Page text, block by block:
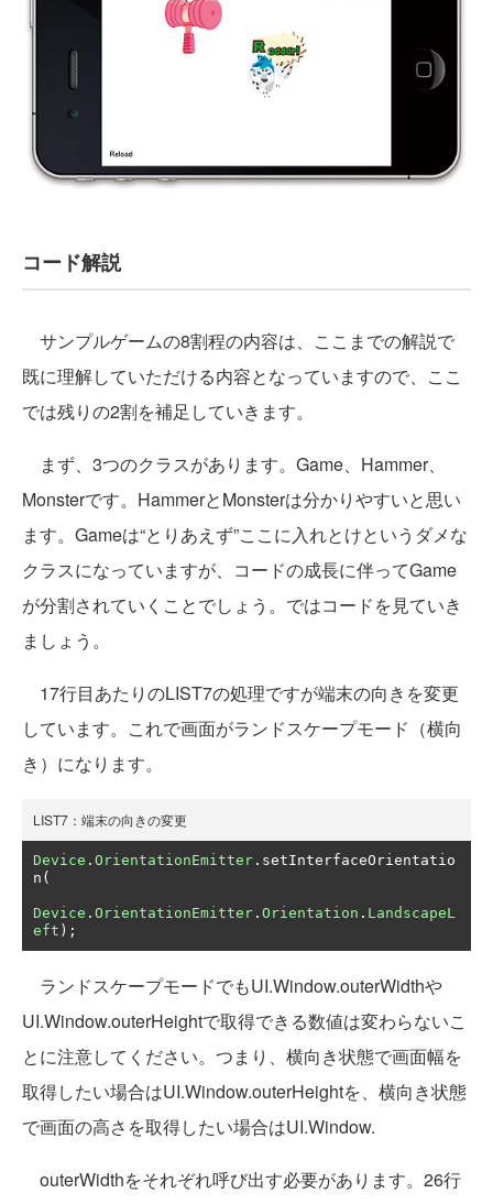
コード解説
サンプルゲームの8割程の内容は、ここまでの解説で
既に理解していただける内容となっていますので、ここ
では残りの2割を補足していきます。
まず、3つのクラスがあります。Game、Hammer、
Monsterです。HammerとMonsterは分かりやすいと思い
ます。Gameは“とりあえず”ここに入れとけというダメな
クラスになっていますが、コードの成長に伴ってGame
が分割されていくことでしょう。ではコードを見ていき
ましょう。
17行目あたりのLIST7の処理ですが端末の向きを変更
しています。これで画面がランドスケープモード（横向
き）になります。
LIST7：端末の向きの変更
Device . OrientationEmitter . setInterfaceOrientatio
n (
Device . OrientationEmitter . Orientation . LandscapeL
eft );
ランドスケープモードでもUI.Window.outerWidthや
UI.Window.outerHeightで取得できる数値は変わらないこ
とに注意してください。つまり、横向き状態で画面幅を
取得したい場合はUI.Window.outerHeightを、横向き状態
で画面の高さを取得したい場合はUI.Window.
outerWidthをそれぞれ呼び出す必要があります。26行